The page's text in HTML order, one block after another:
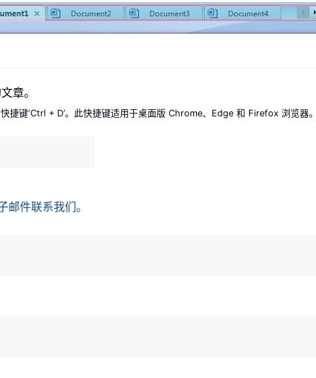
章。
捷键‘Ctrl + D’。此快捷键适用于桌面版 Chrome、Edge 和 Firefox 浏览器
件联系我们。